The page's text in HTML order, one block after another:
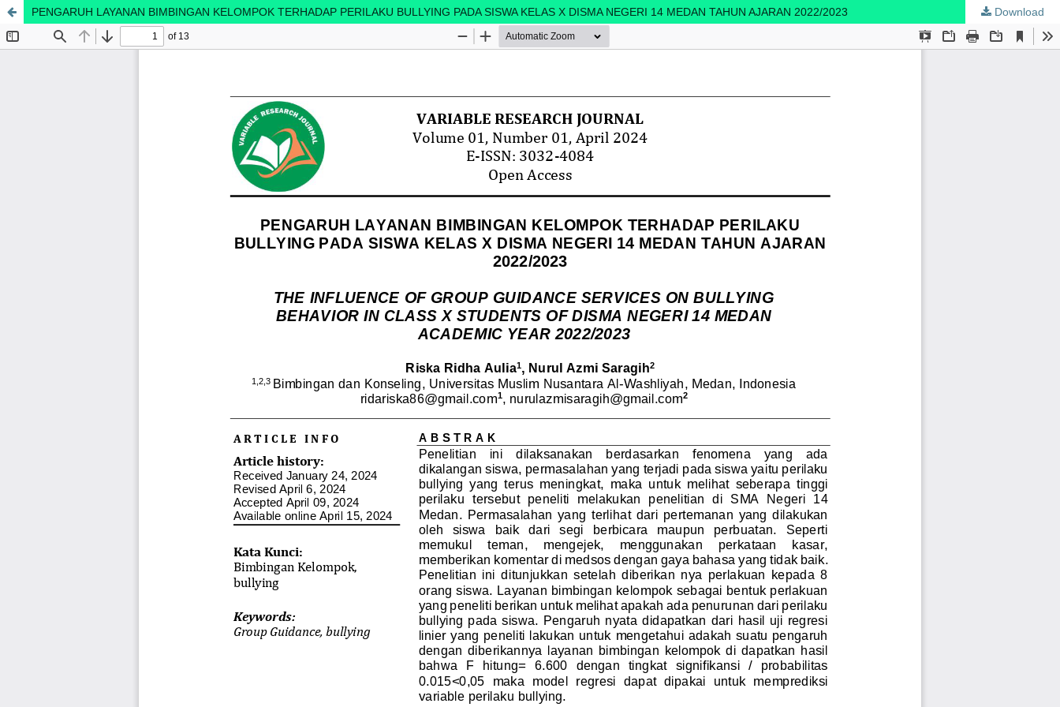
PENGARUH LAYANAN BIMBINGAN KELOMPOK TERHADAP PERILAKU BULLYING PADA SISWA KELAS X DISMA NEGERI 14 MEDAN TAHUN AJARAN 2022/2023 Download